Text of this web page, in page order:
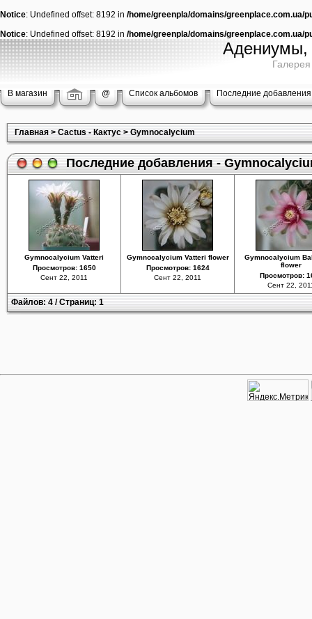
Notice: Undefined offset: 8192 in /home/greenpla/domains/greenplace.com.ua/
Notice: Undefined offset: 8192 in /home/greenpla/domains/greenplace.com.ua/
Адениумы,
В магазин @ Список альбомов Последние добавления
Главная>Cactus - Кактус>Gymnocalycium
Последние добавления -
Gymnocalycium Vatteri
Просмотров: 1650
Сент 22, 2011
Gymnocalycium Vatteri flower
Просмотров: 1624
Сент 22, 2011
Gymnocalycium
flower
Просмотров:
Сент 22,
Файлов: 4 / Страниц: 1